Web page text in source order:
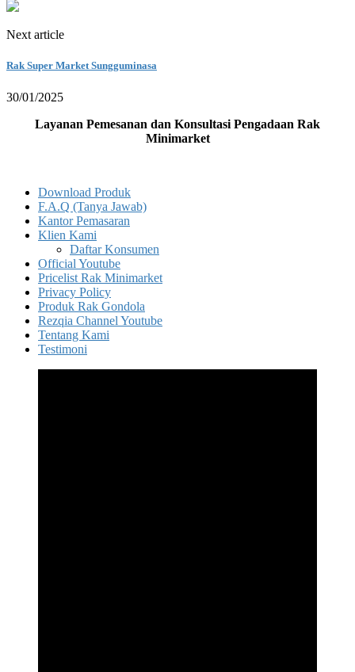
Next article
Rak Super Market Sungguminasa
30/01/2025
Layanan Pemesanan dan Konsultasi Pengadaan Rak
Minimarket
Download Produk
F.A.Q (Tanya Jawab)
Kantor Pemasaran
Klien Kami
Daftar Konsumen
Official Youtube
Pricelist Rak Minimarket
Privacy Policy
Produk Rak Gondola
Rezqia Channel Youtube
Tentang Kami
Testimoni